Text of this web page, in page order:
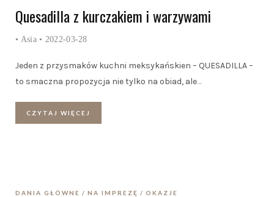
Quesadilla z kurczakiem i warzywami
• Asia • 2022-03-28
Jeden z przysmaków kuchni meksykańskien – QUESADILLA –
to smaczna propozycja nie tylko na obiad, ale…
CZYTAJ WIĘCEJ
DANIA GŁÓWNE NA IMPREZĘ OKAZJE